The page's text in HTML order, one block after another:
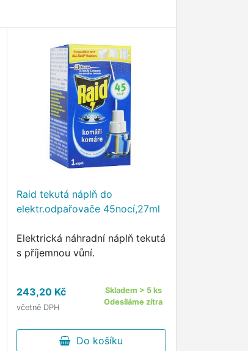
Raid tekutá náplň do
elektr.odpařovače 45nocí,27ml
Elektrická náhradní náplň tekutá
s příjemnou vůní.
243,20 Kč
včetně DPH
Skladem > 5 ks
Odesíláme zítra
Do košíku